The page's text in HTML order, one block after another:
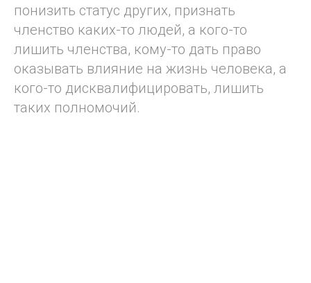
понизить статус других, признать
членство каких-то людей, а кого-то
лишить членства, кому-то дать право
оказывать влияние на жизнь человека, а
кого-то дисквалифицировать, лишить
таких полномочий.